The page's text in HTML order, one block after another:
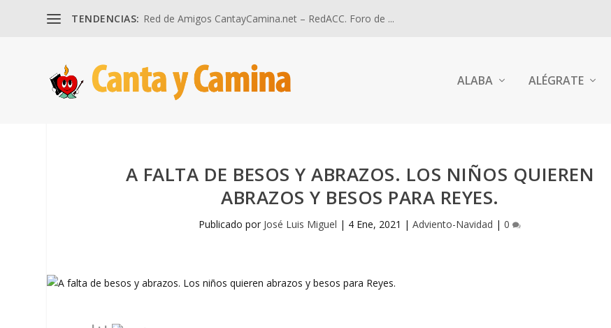
TENDENCIAS: Red de Amigos CantayCamina.net – RedACC. Foro de ...
ALABA ALÉGRATE
A FALTA DE BESOS Y ABRAZOS. LOS NIÑOS QUIEREN
ABRAZOS Y BESOS PARA REYES.
Publicado por José Luis Miguel | 4 Ene, 2021 |Adviento-Navidad |0